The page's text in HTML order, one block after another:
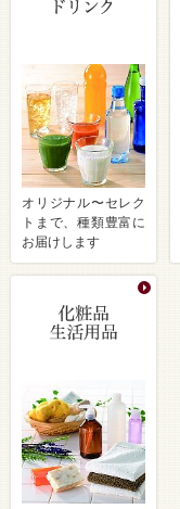
オリジナル〜セレク
トまで、種類豊富に
お届けします